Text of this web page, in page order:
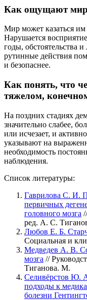
Как ощущают мир
Мир может казаться
Нарушается
годы, обстоятельства
рутинные действия
и безопаснее.
Как понять, что
тяжелом,
На поздних стадиях
значительно слабее,
или исчезает, и
указывают на
необходимость
наблюдения.
Список литературы:
Гаврилова С. И.
первичных
головного мозга
ред. А. С.
Любов Е. Б.
Социальная и
Медведев А. В.
мозга //
Тиганова. М.
Селивёрстов Ю.
подходы к
болезни